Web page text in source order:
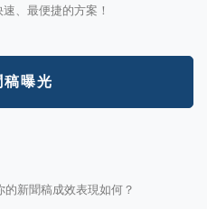
、最便捷的方案！
曝光
新聞稿成效表現如何？